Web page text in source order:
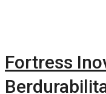
Fortress